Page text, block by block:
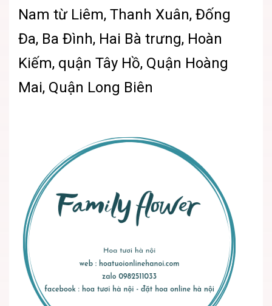
Nam từ Liêm, Thanh Xuân, Đống
Đa, Ba Đình, Hai Bà trưng, Hoàn
Kiếm, quận Tây Hồ, Quận Hoàng
Mai, Quận Long Biên